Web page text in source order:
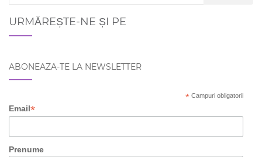
URMĂREȘTE-NE ȘI PE
ABONEAZA-TE LA NEWSLETTER
* Campuri obligatorii
Email*
Prenume